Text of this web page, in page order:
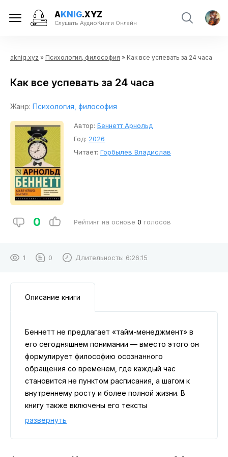
AKNIG.XYZ
Слушать АудиоКниги Онлайн
aknig.xyz » Психология, философия » Как все успевать за 24 часа
Как все успевать за 24 часа
Жанр: Психология, философия
Автор: Беннетт Арнольд
Год: 2026
Читает: Горбылев Владислав
0 Рейтинг на основе 0 голосов
1 0 Длительность: 6:26:15
Описание книги
Беннетт не предлагает «тайм-менеджмент» в
его сегодняшнем понимании — вместо этого он
формулирует философию осознанного
обращения со временем, где каждый час
становится не пунктом расписания, а шагом к
внутреннему росту и более полной жизни. В
книгу также включены его тексты
«Человеческая машина» и «Ментальная
Арнольд Беннетт поражал трудолюбием и
развернуть